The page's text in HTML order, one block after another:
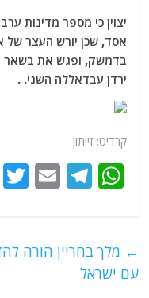
יצוין כי מספר מדינות
אסד, שכן יורש העצר של
בדמשק, ופגש את בשאר
ירדן עבדאללה השני. .
קרדיט: זייתון
W
s
A
T
g
E
l ← מלך בחריין הורה
עם ישראל